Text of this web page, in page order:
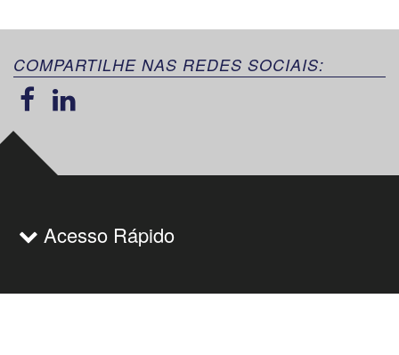
COMPARTILHE NAS REDES SOCIAIS:
Acesso Rápido